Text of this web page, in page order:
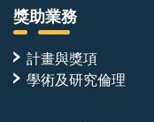
獎助業務
計畫與獎項
學術及研究倫理